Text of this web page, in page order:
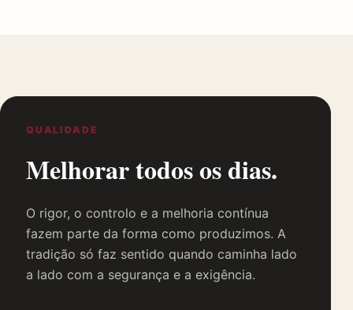
QUALIDADE
Melhorar todos os dias.
O rigor, o controlo e a melhoria contínua
fazem parte da forma como produzimos. A
tradição só faz sentido quando caminha lado
a lado com a segurança e a exigência.